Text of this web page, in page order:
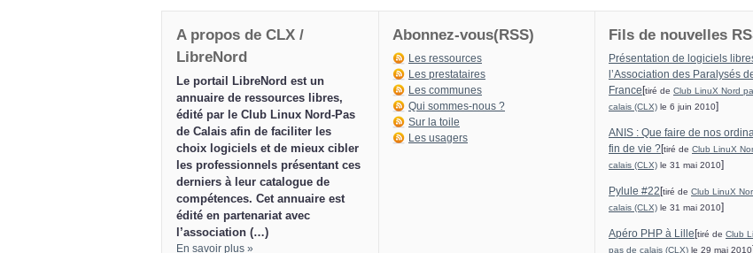
A propos de CLX /
LibreNord
Le portail LibreNord est un
annuaire de ressources libres,
édité par le Club Linux Nord-Pas
de Calais afin de faciliter les
choix logiciels et de mieux cibler
les professionnels présentant ces
derniers à leur catalogue de
compétences. Cet annuaire est
édité en partenariat avec
l’association (…)
En savoir plus »
Abonnez-vous(RSS)
Les ressources
Les prestataires
Les communes
Qui sommes-nous ?
Sur la toile
Les usagers
Fils de nouvelles
Présentation de logiciels
l’Association des Paralysés
France[tiré de Club LinuX Nord
calais (CLX) le 6 juin 2010]
ANIS : Que faire de nos
fin de vie ?[tiré de Club LinuX
calais (CLX) le 31 mai 2010]
Pylule #22[tiré de Club LinuX
calais (CLX) le 31 mai 2010]
Apéro PHP à Lille[tiré de Club
pas de calais (CLX) le 29 mai 2010